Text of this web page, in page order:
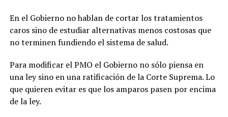
En el Gobierno no hablan de cortar los tratamientos
caros sino de estudiar alternativas menos costosas que
no terminen fundiendo el sistema de salud.
Para modificar el PMO el Gobierno no sólo piensa en
una ley sino en una ratificación de la Corte Suprema. Lo
que quieren evitar es que los amparos pasen por encima
de la ley.